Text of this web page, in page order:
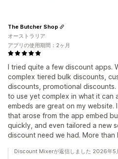
I tried quite a few discount apps.
complex tiered bulk discounts,
discounts, promotional
to use yet complex in what it can
embeds are great on my website.
that arose from the app embed
quickly, and even tailored a new
discount need we had. More
The Butcher Shop
オーストラリア
アプリの使用期間：2ヶ月
Discount Mixerが返信しました 2026年5